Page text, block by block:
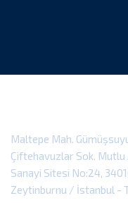
85
Maltepe Mah.
Çiftehavuzlar Sok. Mutlu
Sanayi Sitesi No:24,
Zeytinburnu / İstanbul -